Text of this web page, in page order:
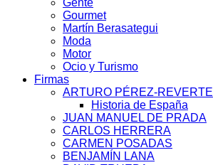
Gente
Gourmet
Martín Berasategui
Moda
Motor
Ocio y Turismo
Firmas
ARTURO PÉREZ-REVERTE
Historia de España
JUAN MANUEL DE PRADA
CARLOS HERRERA
CARMEN POSADAS
BENJAMÍN LANA